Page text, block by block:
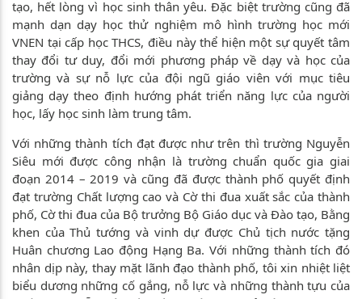
tạo, hết lòng vì học sinh thân yêu. Đặc biệt trường cũng đã
mạnh dạn dạy học thử nghiệm mô hình trường học mới
VNEN tại cấp học THCS, điều này thể hiện một sự quyết tâm
thay đổi tư duy, đổi mới phương pháp về dạy và học của
trường và sự nỗ lực của đội ngũ giáo viên với mục tiêu
giảng dạy theo định hướng phát triển năng lực của người
học, lấy học sinh làm trung tâm.
Với những thành tích đạt được như trên thì trường Nguyễn
Siêu mới được công nhận là trường chuẩn quốc gia giai
đoạn 2014 – 2019 và cũng đã được thành phố quyết định
đạt trường Chất lượng cao và Cờ thi đua xuất sắc của thành
phố, Cờ thi đua của Bộ trưởng Bộ Giáo dục và Đào tạo, Bằng
khen của Thủ tướng và vinh dự được Chủ tịch nước tặng
Huân chương Lao động Hạng Ba. Với những thành tích đó
nhân dịp này, thay mặt lãnh đạo thành phố, tôi xin nhiệt liệt
biểu dương những cố gắng, nỗ lực và những thành tựu của